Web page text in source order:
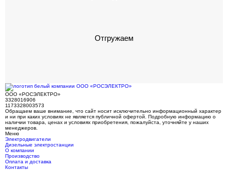
Отгружаем
ООО «РОСЭЛЕКТРО»
3328016906
1173328003573
Обращаем ваше внимание, что сайт носит исключительно информационный характер
и ни при каких условиях не является публичной офертой. Подробную информацию о
наличии товара, ценах и условиях приобретения, пожалуйста, уточняйте у наших
менеджеров.
Меню
Электродвигатели
Дизельные электростанции
О компании
Производство
Оплата и доставка
Контакты